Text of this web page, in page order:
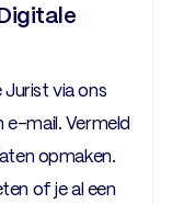
via ons
mail. Vermeld
opmaken.
of je al een